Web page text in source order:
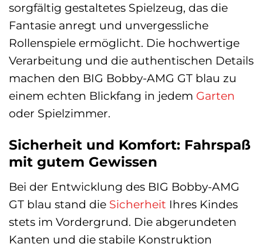
sorgfältig gestaltetes Spielzeug, das die
Fantasie anregt und unvergessliche
Rollenspiele ermöglicht. Die hochwertige
Verarbeitung und die authentischen Details
machen den BIG Bobby-AMG GT blau zu
einem echten Blickfang in jedem Garten
oder Spielzimmer.
Sicherheit und Komfort: Fahrspaß
mit gutem Gewissen
Bei der Entwicklung des BIG Bobby-AMG
GT blau stand die Sicherheit Ihres Kindes
stets im Vordergrund. Die abgerundeten
Kanten und die stabile Konstruktion